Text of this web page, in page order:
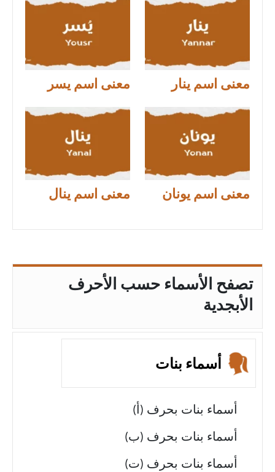
معنى اسم ينار معنى اسم يسر
معنى اسم يونان معنى اسم ينال
تصفح الأسماء حسب الأحرف
الأبجدية
أسماء بنات
أسماء بنات بحرف (أ)
أسماء بنات بحرف (ب)
أسماء بنات بحرف (ت)